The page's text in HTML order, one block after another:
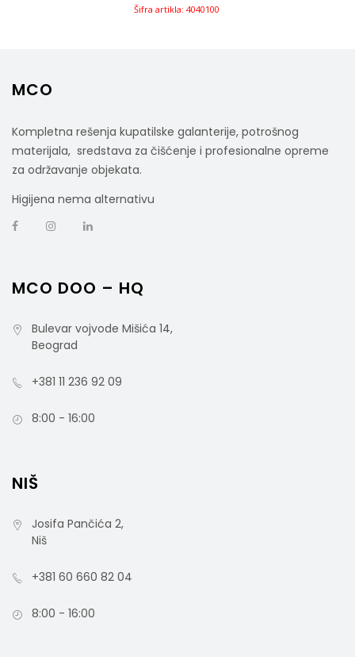
Šifra artikla: 4040100
MCO
Kompletna rešenja kupatilske galanterije, potrošnog
materijala, sredstava za čišćenje i profesionalne opreme
za održavanje objekata.
Higijena nema alternativu
MCO DOO – HQ
Bulevar vojvode Mišića 14,
Beograd
+381 11 236 92 09
8:00 - 16:00
NIŠ
Josifa Pančića 2,
Niš
+381 60 660 82 04
8:00 - 16:00